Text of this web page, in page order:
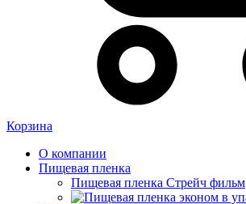
Корзина
О компании
Пищевая пленка
Пищевая пленка Стрейч фильм